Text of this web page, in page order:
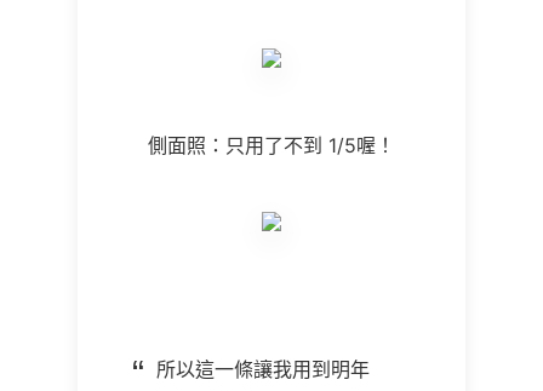
側面照：只用了不到 1/5喔！
所以這一條讓我用到明年